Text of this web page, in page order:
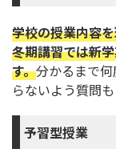
学校の授業内容
冬期講習では新
す。分かるまで
らないよう質問も
予習型授業